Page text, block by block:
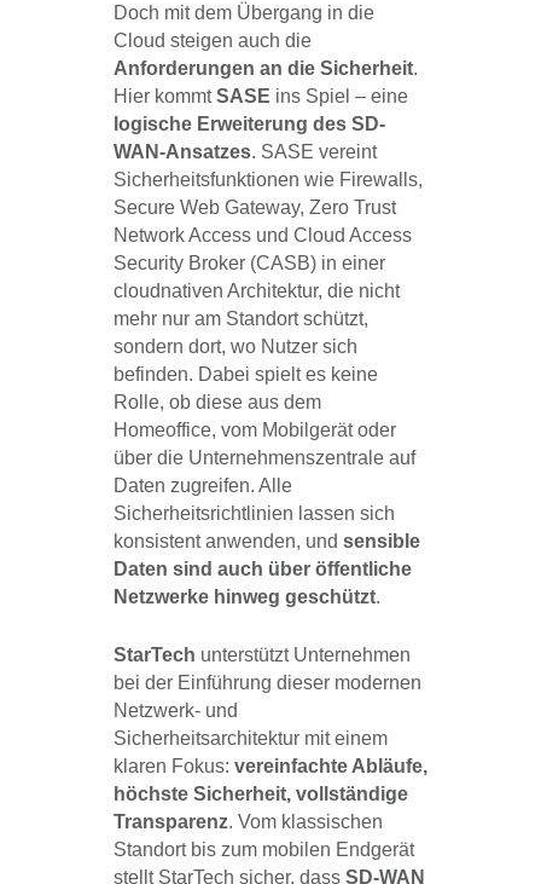
Doch mit dem Übergang in die
Cloud steigen auch die
Anforderungen an die Sicherheit.
Hier kommtSASE ins Spiel – eine
logische Erweiterung des SD-
WAN-Ansatzes. SASE vereint
Sicherheitsfunktionen wie Firewalls,
Secure Web Gateway, Zero Trust
Network Access und Cloud Access
Security Broker (CASB) in einer
cloudnativen Architektur, die nicht
mehr nur am Standort schützt,
sondern dort, wo Nutzer sich
befinden. Dabei spielt es keine
Rolle, ob diese aus dem
Homeoffice, vom Mobilgerät oder
über die Unternehmenszentrale auf
Daten zugreifen. Alle
Sicherheitsrichtlinien lassen sich
konsistent anwenden, und sensible
Daten sind auch über öffentliche
Netzwerke hinweg geschützt.
StarTech unterstützt Unternehmen
bei der Einführung dieser modernen
Netzwerk- und
Sicherheitsarchitektur mit einem
klaren Fokus: vereinfachte Abläufe,
höchste Sicherheit, vollständige
Transparenz. Vom klassischen
Standort bis zum mobilen Endgerät
stellt StarTech sicher, dass SD-WAN